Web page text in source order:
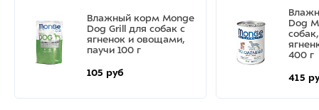
Влажный корм Monge
Dog Grill для собак с
ягненок и овощами,
паучи 100 г
105 руб
Dog
400 г
415